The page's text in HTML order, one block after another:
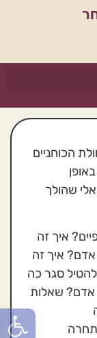
פתח
הכוחניים
שהולך
איך זה
אדם? איך זה
סגר כה
אדם? שאלות